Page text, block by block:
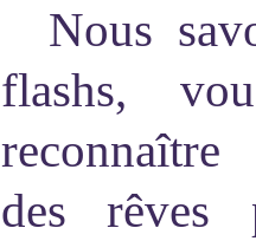
Nous
flashs,
reconnaître
des rêves